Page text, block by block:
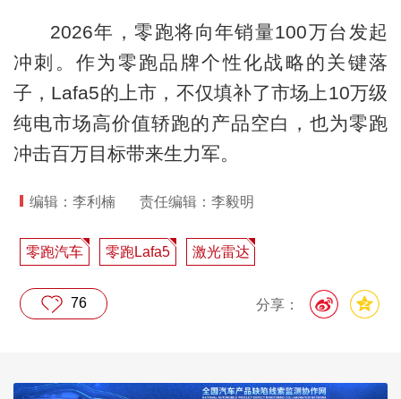
2026年，零跑将向年销量100万台发起
冲刺。作为零跑品牌个性化战略的关键落
子，Lafa5的上市，不仅填补了市场上10万级
纯电市场高价值轿跑的产品空白，也为零跑
冲击百万目标带来生力军。
编辑：李利楠 责任编辑：李毅明
零跑汽车 零跑Lafa5 激光雷达
分享：
76